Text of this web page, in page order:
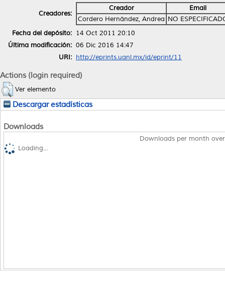
Creadores:
Creador
Email
Cordero Hernández, Andrea NO
Fecha del depósito: 14 Oct 2011 20:10
Última modificación: 06 Dic 2016 14:47
URI: http://eprints.uanl.mx/id/eprint/11
Actions (login required)
Ver elemento
Descargar estadísticas
Downloads
Downloads per month
Loading...